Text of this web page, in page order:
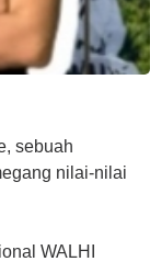
sebuah
nilai-nilai
WALHI